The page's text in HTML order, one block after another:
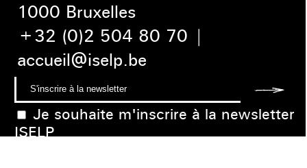
1000 Bruxelles
+32 (0)2 504 80 70 |
accueil@iselp.be
Je souhaite m'inscrire à la newsletter
ISELP